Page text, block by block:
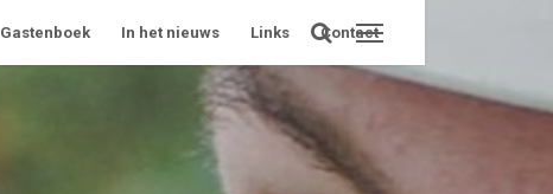
Gastenboek In het nieuws Links Contact